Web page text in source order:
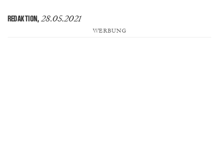
REDAKTION, 28.05.2021
WERBUNG